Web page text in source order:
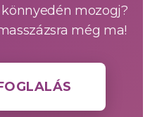
mozogj?
még ma!